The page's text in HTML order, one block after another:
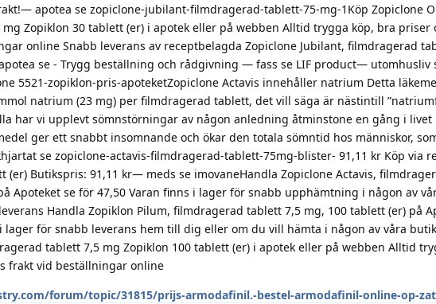
apotea se zopiclone-jubilant-filmdragerad-tablett-75-mg-1Köp Zopiclone
Zopiklon 30 tablett (er) i apotek eller på webben Alltid trygga köp, bra priser
online Snabb leverans av receptbelagda Zopiclone Jubilant, filmdragerad
se - Trygg beställning och rådgivning — fass se LIF product— utomhusliv
5521-zopiklon-pris-apoteketZopiclone Actavis innehåller natrium Detta
natrium (23 mg) per filmdragerad tablett, det vill säga är nästintill
har vi upplevt sömnstörningar av någon anledning åtminstone en gång i livet
ger ett snabbt insomnande och ökar den totala sömntid hos människor,
se zopiclone-actavis-filmdragerad-tablett-75mg-blister- 91,11 kr Köp via
(er) Butikspris: 91,11 kr— meds se imovaneHandla Zopiclone Actavis,
Apoteket se för 47,50 Varan finns i lager för snabb upphämtning i någon av
Handla Zopiklon Pilum, filmdragerad tablett 7,5 mg, 100 tablett (er) på
lager för snabb leverans hem till dig eller om du vill hämta i någon av våra
tablett 7,5 mg Zopiklon 100 tablett (er) i apotek eller på webben Alltid
frakt vid beställningar online
forum/topic/31815/prijs-armodafinil.-bestel-armodafinil-online-op-